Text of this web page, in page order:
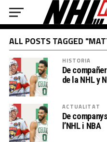
ALL POSTS TAGGED
HISTORIA
De
de la NHL y
ACTUALITAT
De
l’NHL i NBA